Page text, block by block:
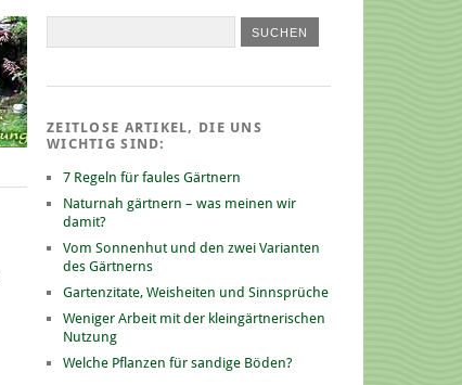
ZEITLOSE ARTIKEL, DIE UNS
WICHTIG SIND:
7 Regeln für faules Gärtnern
Naturnah gärtnern – was meinen wir
damit?
Vom Sonnenhut und den zwei Varianten
des Gärtnerns
Gartenzitate, Weisheiten und Sinnsprüche
Weniger Arbeit mit der kleingärtnerischen
Nutzung
Welche Pflanzen für sandige Böden?